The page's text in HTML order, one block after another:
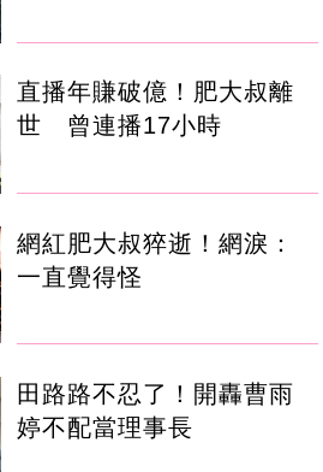
直播年賺破億！肥大叔離
世 曾連播17小時
網紅肥大叔猝逝！網淚：
一直覺得怪
田路路不忍了！開轟曹雨
婷不配當理事長